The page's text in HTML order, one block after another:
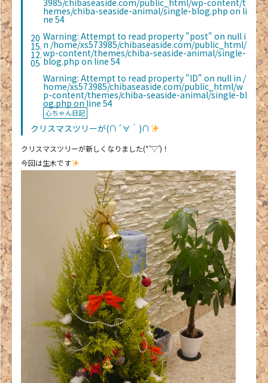
20
15.
12.
05
3985/chibaseaside.com/public_html/wp-content/t
hemes/chiba-seaside-animal/single-blog.php on li
ne 54
Warning: Attempt to read property "post" on null i
n /home/xs573985/chibaseaside.com/public_html/
wp-content/themes/chiba-seaside-animal/single-
blog.php on line 54
Warning: Attempt to read property "ID" on null in /
home/xs573985/chibaseaside.com/public_html/w
p-content/themes/chiba-seaside-animal/single-bl
og.php on line 54
心ちゃん日記
クリスマスツリーが(∩´∀｀)∩
クリスマスツリーが新しくなりました(*’▽’)！
今回は生木です